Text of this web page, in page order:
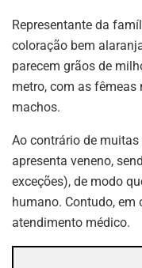
Representante da
coloração bem
parecem grãos de
metro, com as
machos.
Ao contrário de
apresenta veneno,
exceções), de modo
humano. Contudo, em
atendimento médico.